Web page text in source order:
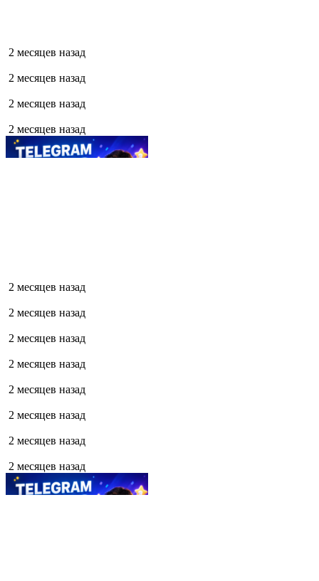
2 месяцев назад
2 месяцев назад
2 месяцев назад
2 месяцев назад
2 месяцев назад
2 месяцев назад
2 месяцев назад
2 месяцев назад
2 месяцев назад
2 месяцев назад
2 месяцев назад
2 месяцев назад